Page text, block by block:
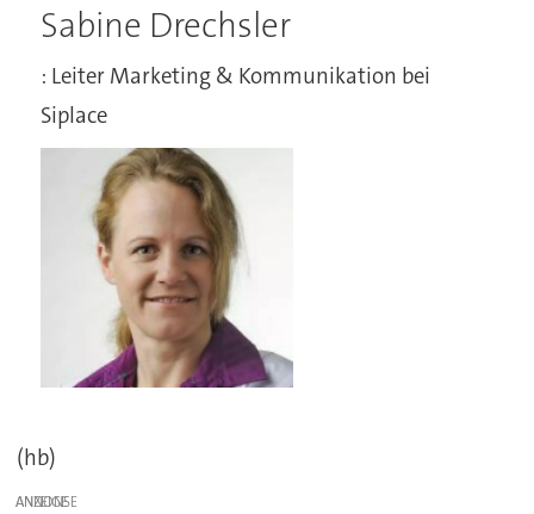
Sabine Drechsler
: Leiter Marketing & Kommunikation bei
Siplace
(hb)
ANZEIGE